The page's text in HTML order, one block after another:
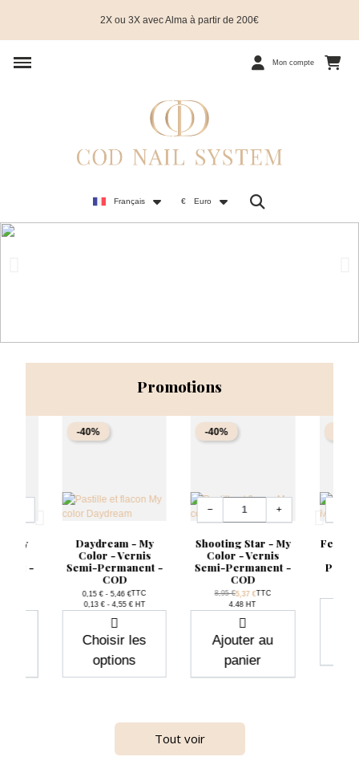
2X ou 3X avec Alma à partir de 200€
Mon compte
Français € Euro
Promotions
- My
-
Daydream - My
Color - Vernis
Semi-Permanent -
COD
Prix
0,15 € - 5,46 €TTC
0,13 € - 4,55 € HT
Choisir les
options
-40%
Shooting Star - My
Color - Vernis
Semi-Permanent -
COD
Prix de base
8,95 €
Prix
5,37 €TTC
4.48 HT
Quantité
− +
Ajouter au
panier
-40%
Tout voir